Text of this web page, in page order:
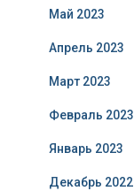
Май 2023
Апрель 2023
Март 2023
Февраль 2023
Январь 2023
Декабрь 2022